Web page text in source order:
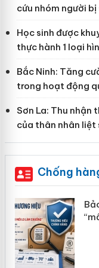
cứu nhóm người
Học sinh được
thực hành 1 loại
Bắc Ninh: Tăng
trong hoạt động
Sơn La: Thu nhận
của thân nhân liệt
Chống